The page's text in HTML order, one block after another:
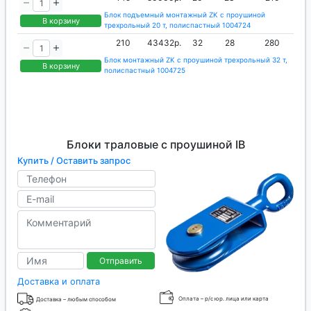
В корзину
Блок подъемный монтажный ZK с проушиной
трехрольный 20 т, полиспастный 1004724
В корзину
210 43432р. 32 28 280
Блок монтажный ZK с проушиной трехрольный 32 т,
полиспастный 1004725
Блоки траловые с проушиной IB
Купить / Оставить запрос
Отправить
Доставка и оплата
Доставка – любым способом Оплата – р/с юр. лица или карта